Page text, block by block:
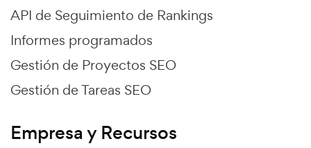
API de Seguimiento de Rankings
Informes programados
Gestión de Proyectos SEO
Gestión de Tareas SEO
Empresa y Recursos